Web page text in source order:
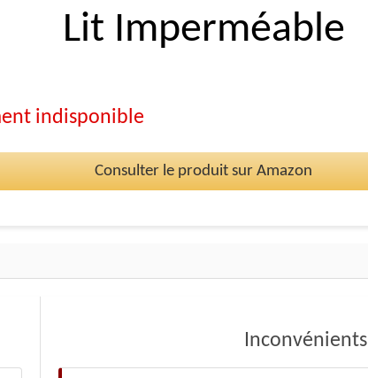
Lit Imperméable
indisponible
Consulter le produit sur Amazon
Inconvénients